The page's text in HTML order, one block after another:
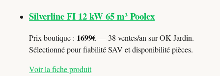
Silverline FI 12 kW 65 m³ Poolex
Prix boutique : 1699€— 38 ventes/an sur OK Jardin.
Sélectionné pour fiabilité SAV et disponibilité pièces.
Voir la fiche produit